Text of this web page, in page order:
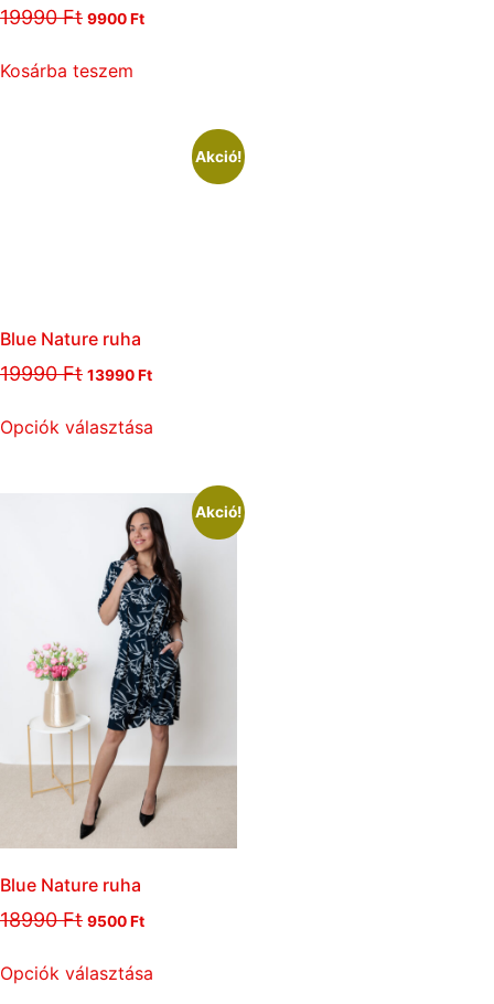
19990Ft 9900Ft
Kosárba teszem
Akció!
Blue Nature ruha
19990Ft 13990Ft
Opciók választása
Akció!
Blue Nature ruha
18990Ft 9500Ft
Opciók választása